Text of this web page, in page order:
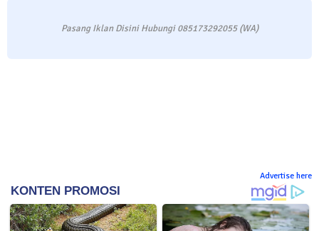
Pasang Iklan Disini Hubungi 085173292055 (WA)
Advertise here